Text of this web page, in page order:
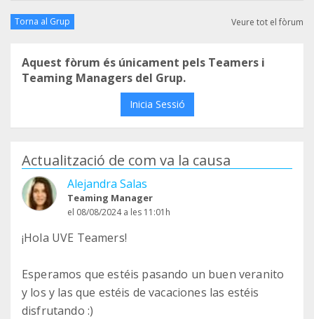
Torna al Grup Veure tot el fòrum
Aquest fòrum és únicament pels Teamers i
Teaming Managers del Grup.
Inicia Sessió
Actualització de com va la causa
Alejandra Salas
Teaming Manager
el 08/08/2024 a les 11:01h
¡Hola UVE Teamers!
Esperamos que estéis pasando un buen veranito
y los y las que estéis de vacaciones las estéis
disfrutando :)